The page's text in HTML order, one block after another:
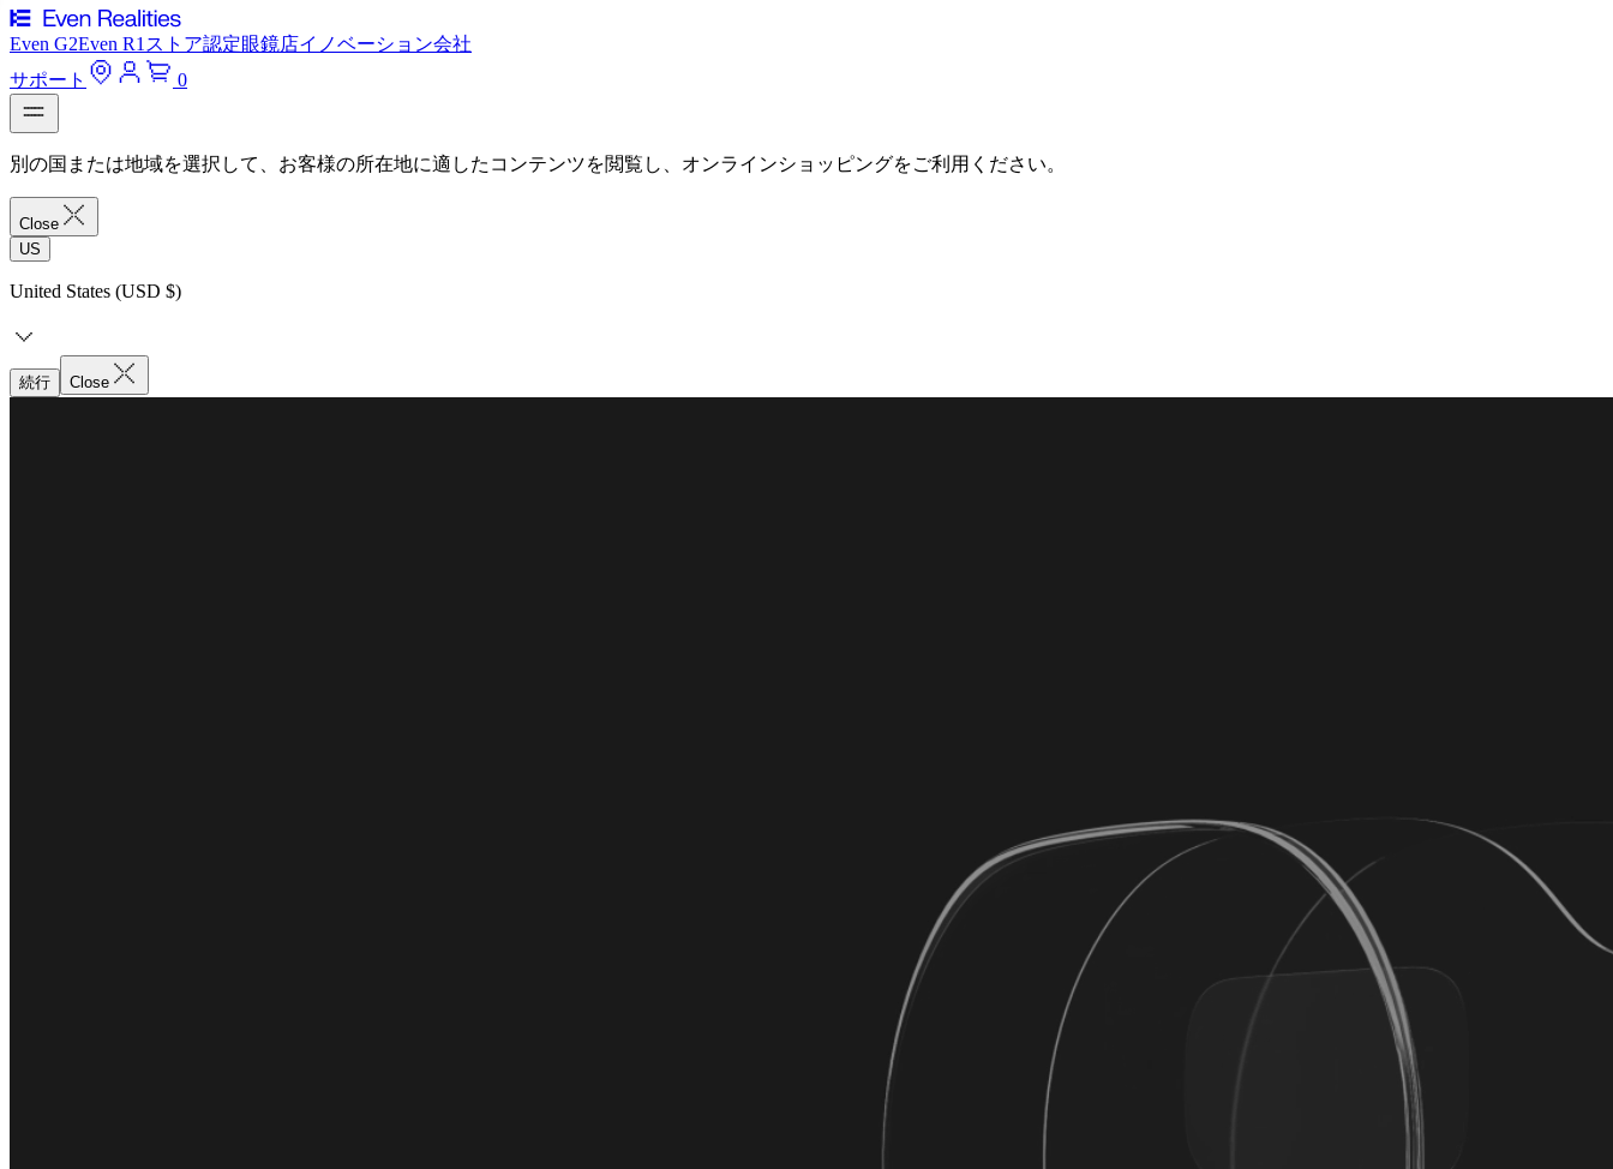
Even G2Even R1 ストア認定眼鏡店イノベーション会社
サポート
0
別の国または地域を選択して、お客様の所在地に適したコンテンツを閲覧し、オンラインショッピングをご利用ください。
Close
US
United States (USD $)
続行 Close